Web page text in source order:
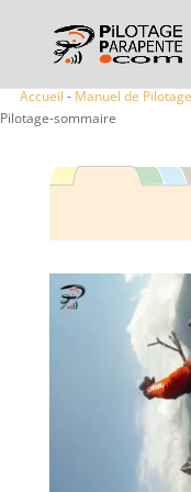
Accueil - Manuel de
Pilotage-sommaire